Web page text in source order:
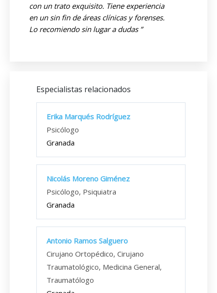
con un trato exquisito. Tiene experiencia
en un sin fin de áreas clínicas y forenses.
Lo recomiendo sin lugar a dudas ”
Especialistas relacionados
Erika Marqués Rodríguez
Psicólogo
Granada
Nicolás Moreno Giménez
Psicólogo, Psiquiatra
Granada
Antonio Ramos Salguero
Cirujano Ortopédico, Cirujano
Traumatológico, Medicina General,
Traumatólogo